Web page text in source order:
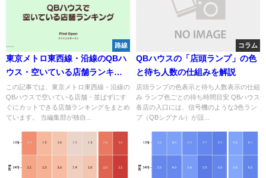
路線
東京メトロ東西線・沿線のQBハ
ウス・空いている店舗ランキン
グ【2026年6月】
この記事では、東京メトロ東西線・沿線の
QBハウスで空いている店舗・並ばずにす
ぐにカットできる店舗ランキングをまとめ
ています。 当編集部が独自...
コラム
QBハウスの「店頭ランプ」の色
と待ち人数の仕組みを解説
店頭ランプの色表示と待ち人数表示の仕組
み ランプ色ごとの待ち時間目安 QBハウス
各店の入口には、信号機のような3色ラン
プ（QBシグナル）が設...